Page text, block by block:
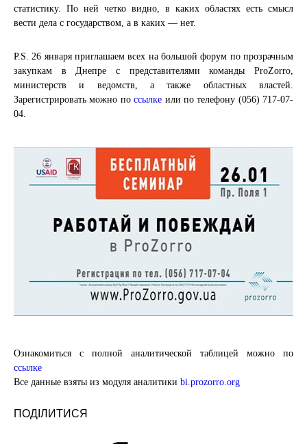
статистику. По ней четко видно, в каких областях есть смысл
вести дела с государством, а в каких — нет.
P.S. 26 января приглашаем всех на большой форум по прозрачным
закупкам в Днепре с представителями команды ProZorro,
министерств и ведомств, а также областных властей.
Зарегистрировать можно поссылке или по телефону (056) 717-07-
04.
Ознакомиться с полной аналитической таблицей можно по
ссылке
Все данные взяты из модуля аналитики bi.prozorro.org
ПОДІЛИТИСЯ